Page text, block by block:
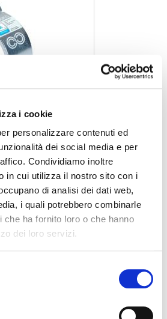
i cookie
personalizzare contenuti ed
dei social media e per
Condividiamo inoltre
in cui utilizza il nostro sito con i
di analisi dei dati web,
i quali potrebbero combinarle
che ha fornito loro o che hanno
dei loro servizi.